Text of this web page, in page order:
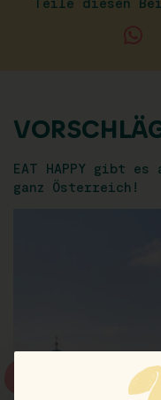
EAT HAPPY gibt
ganz Österreich!